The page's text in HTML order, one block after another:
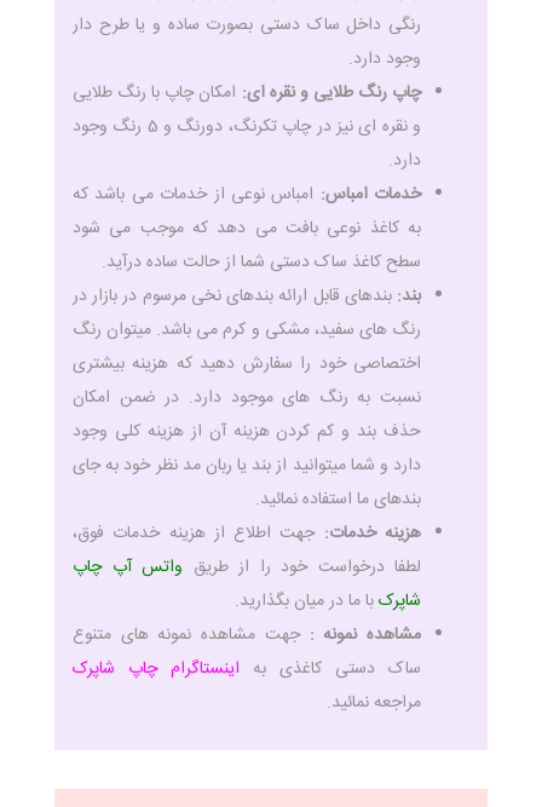
رنگی داخل ساک دستی بصورت ساده و یا طرح دار
وجود دارد.
چاپ رنگ طلایی و نقره ای: امکان چاپ با رنگ طلایی
و نقره ای نیز در چاپ تکرنگ، دورنگ و 5 رنگ وجود
دارد.
خدمات امباس: امباس نوعی از خدمات می باشد که
به کاغذ نوعی بافت می دهد که موجب می شود
سطح کاغذ ساک دستی شما از حالت ساده درآید.
بند:بندهای قابل ارائه بندهای نخی مرسوم در بازار در
رنگ های سفید، مشکی و کرم می باشد. میتوان رنگ
اختصاصی خود را سفارش دهید که هزینه بیشتری
نسبت به رنگ های موجود دارد. در ضمن امکان
حذف بند و کم کردن هزینه آن از هزینه کلی وجود
دارد و شما میتوانید از بند یا ربان مد نظر خود به جای
بندهای ما استفاده نمائید.
هزینه خدمات:جهت اطلاع از هزینه خدمات فوق،
لطفا درخواست خود را از طریق واتس آپ چاپ
شاپرکبا ما در میان بگذارید.
مشاهده نمونه :جهت مشاهده نمونه های متنوع
ساک دستی کاغذی به اینستاگرام چاپ شاپرک
مراجعه نمائید.